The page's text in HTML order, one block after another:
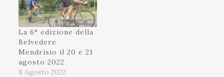
La 6° edizione della
Belvedere
Mendrisio il 20 e 21
agosto 2022
8 Agosto 2022